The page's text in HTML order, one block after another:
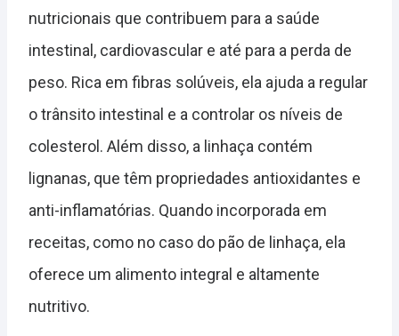
nutricionais que contribuem para a saúde
intestinal, cardiovascular e até para a perda de
peso. Rica em fibras solúveis, ela ajuda a regular
o trânsito intestinal e a controlar os níveis de
colesterol. Além disso, a linhaça contém
lignanas, que têm propriedades antioxidantes e
anti-inflamatórias. Quando incorporada em
receitas, como no caso do pão de linhaça, ela
oferece um alimento integral e altamente
nutritivo.